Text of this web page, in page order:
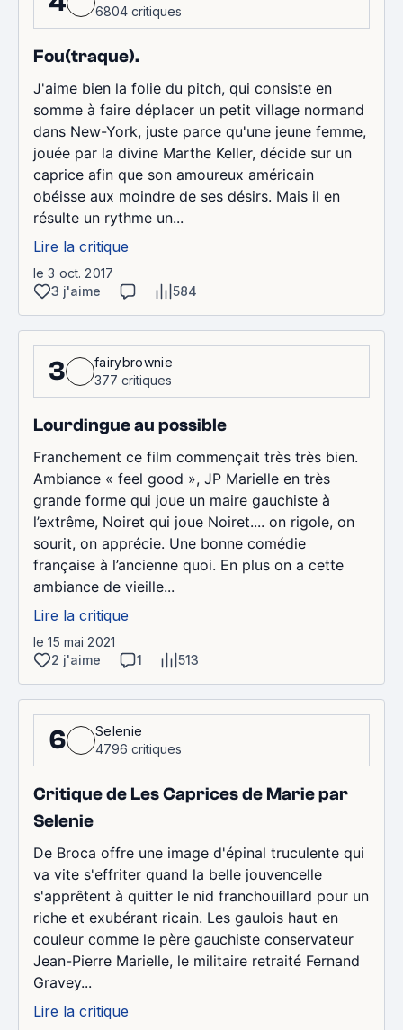
6804 critiques
Fou(traque).
J'aime bien la folie du pitch, qui consiste en
somme à faire déplacer un petit village normand
dans New-York, juste parce qu'une jeune femme,
jouée par la divine Marthe Keller, décide sur un
caprice afin que son amoureux américain
obéisse aux moindre de ses désirs. Mais il en
résulte un rythme un...
Lire la critique
le 3 oct. 2017
3 j'aime
584
3
fairybrownie
377 critiques
Lourdingue au possible
Franchement ce film commençait très très bien.
Ambiance « feel good », JP Marielle en très
grande forme qui joue un maire gauchiste à
l’extrême, Noiret qui joue Noiret.... on rigole, on
sourit, on apprécie. Une bonne comédie
française à l’ancienne quoi. En plus on a cette
ambiance de vieille...
Lire la critique
le 15 mai 2021
2 j'aime
1 513
6
Selenie
4796 critiques
Critique de Les Caprices de Marie par
Selenie
De Broca offre une image d'épinal truculente qui
va vite s'effriter quand la belle jouvencelle
s'apprêtent à quitter le nid franchouillard pour un
riche et exubérant ricain. Les gaulois haut en
couleur comme le père gauchiste conservateur
Jean-Pierre Marielle, le militaire retraité Fernand
Gravey...
Lire la critique